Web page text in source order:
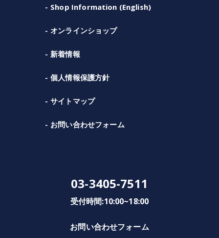
Shop Information (English)
オンラインショップ
新着情報
個人情報保護方針
サイトマップ
お問い合わせフォーム
03-3405-7511
受付時間:10:00~18:00
お問い合わせフォーム